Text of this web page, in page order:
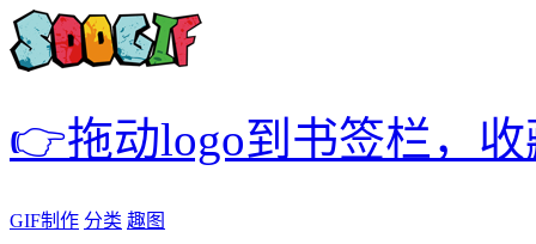
👉拖动logo到书签栏，
GIF制作 分类 趣图